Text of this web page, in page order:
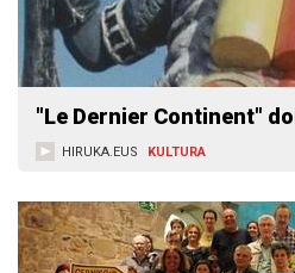
"Le Dernier Continent"
HIRUKA.EUS KULTURA